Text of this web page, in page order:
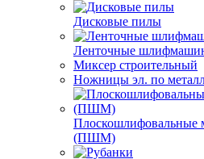
Дисковые пилы
Ленточные
Миксер строительный
Ножницы эл. по
(ПШМ)